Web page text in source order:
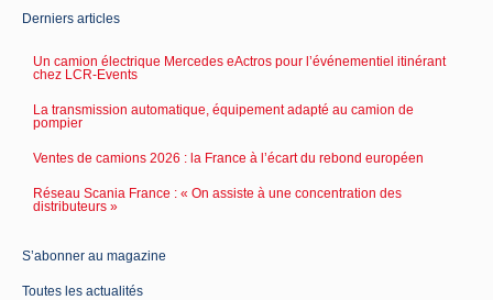
Derniers articles
Un camion électrique Mercedes eActros pour l’événementiel itinérant
chez LCR-Events
La transmission automatique, équipement adapté au camion de
pompier
Ventes de camions 2026 : la France à l’écart du rebond européen
Réseau Scania France : « On assiste à une concentration des
distributeurs »
S’abonner au magazine
Toutes les actualités